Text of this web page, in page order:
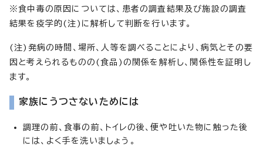
※食中毒の原因については、患者の調査結果及び施設の調査
結果を疫学的(注)に解析して判断を行います。
(注)発病の時間、場所、人等を調べることにより、病気とその要
因と考えられるものの(食品)の関係を解析し、関係性を証明し
ます。
家族にうつさないためには
調理の前、食事の前、トイレの後、便や吐いた物に触った後
には、よく手を洗いましょう。